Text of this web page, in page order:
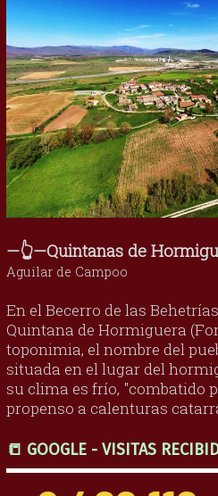
—👆—Quintanas de
Aguilar de Campoo
En el Becerro de las
Quintana de Hormiguera
toponimia, el nombre del
situada en el lugar del
su clima es frío, "combatido
propenso a calenturas
📒 GOOGLE - VISITAS